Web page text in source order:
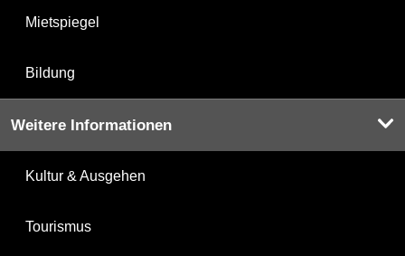
Mietspiegel
Bildung
Weitere Informationen
Kultur & Ausgehen
Tourismus